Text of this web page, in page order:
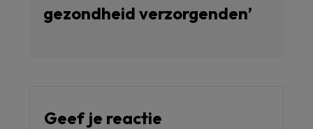
gezondheid verzorgenden’
Geef je reactie